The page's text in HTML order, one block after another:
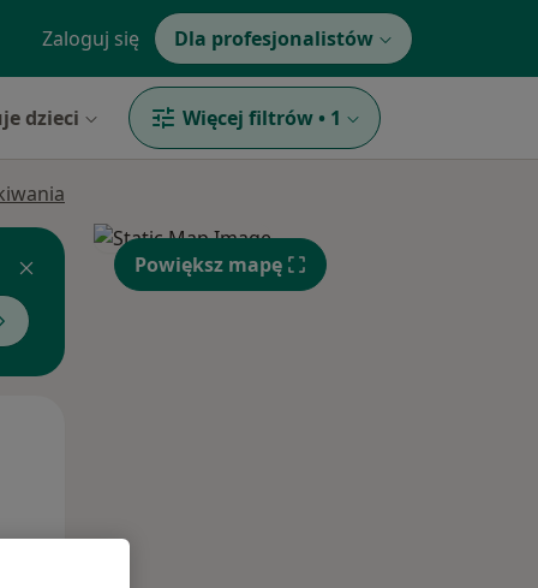
Zaloguj się Dla profesjonalistów
dzieci Więcej filtrów • 1
Powiększ mapę